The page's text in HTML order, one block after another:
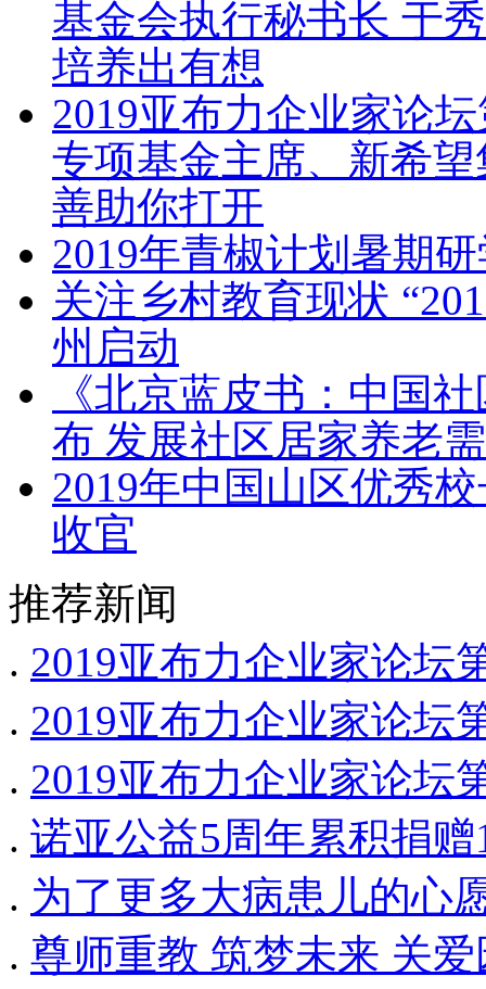
基金会执行秘书长 于
培养出有想
2019亚布力企业家论
专项基金主席、新希
善助你打开
2019年青椒计划暑期
关注乡村教育现状
州启动
《北京蓝皮书：中国
布 发展社区居家养老
2019年中国山区优秀
收官
推荐新闻
. 2019亚布力企业家论坛
. 2019亚布力企业家论坛
. 2019亚布力企业家论坛
. 诺亚公益5周年累积捐
. 为了更多大病患儿的心
. 尊师重教 筑梦未来 关